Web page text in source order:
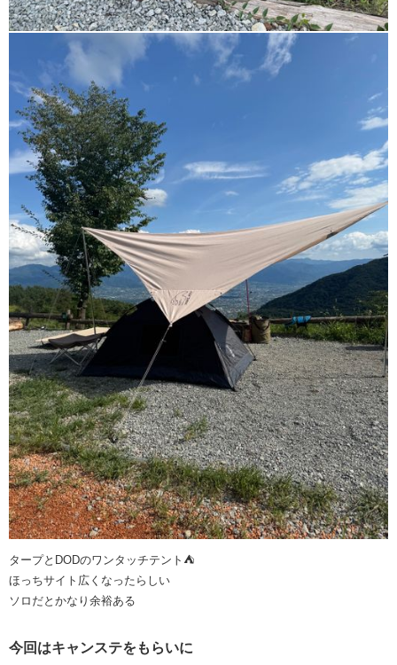
タープとDODのワンタッチテント⛺️
ほっちサイト広くなったらしい
ソロだとかなり余裕ある
今回はキャンステをもらいに